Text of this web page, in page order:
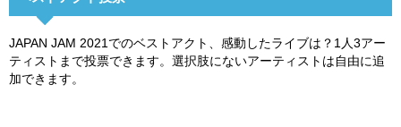
JAPAN JAM 2021でのベストアクト、感動したライブは？1人3アー
ティストまで投票できます。選択肢にないアーティストは自由に追
加できます。